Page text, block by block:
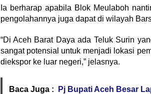
Ia berharap apabila Blok Meulaboh
pengolahannya juga dapat di wilayah
“Di Aceh Barat Daya ada Teluk Surin
sangat potensial untuk menjadi lokasi
diekspor ke luar negeri,” jelasnya.
Baca Juga : Pj Bupati Aceh Besar